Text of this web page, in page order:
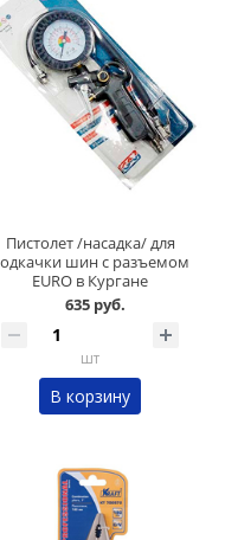
Пистолет /насадка/ для
шин с разъемом
EURO в Кургане
635 руб.
шт
В корзину